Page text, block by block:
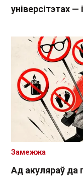
універсітэтах
Ад акуляраў да
Замежжа